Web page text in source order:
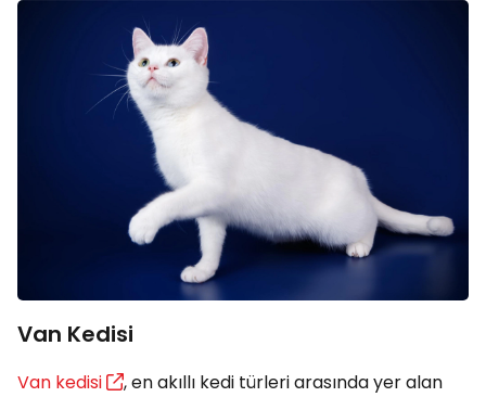
Van Kedisi
Van kedisi
, en akıllı kedi türleri arasında yer alan